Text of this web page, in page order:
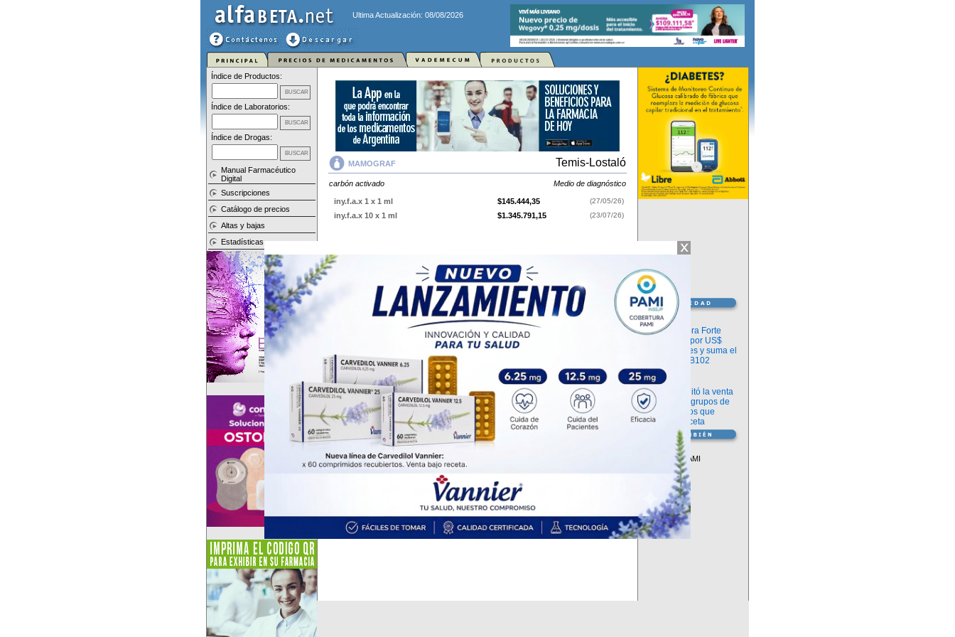
Ultima Actualización: 08/08/2026
Índice de Productos:
Índice de Laboratorios:
Índice de Drogas:
Manual Farmacéutico
Digital
Suscripciones
Catálogo de precios
Altas y bajas
Estadísticas
MAMOGRAF Temis-Lostaló
carbón activado Medio de diagnóstico
iny.f.a.x 1 x 1 ml $145.444,35 (27/05/26)
iny.f.a.x 10 x 1 ml $1.345.791,15 (23/07/26)
. Es producido porTemis-Lostalóy cuenta con 2
presentaciones disponibles.
Explorar más
Otros productos concarbón activado
Otros productos de
Información
argenx compra Forte
Biosciences por US$
2.200 millones y suma el
anticuerpo FB102
Información
ANMAT habilitó la venta
libre de diez grupos de
medicamentos que
requerían receta
Vademécum
Descuentos PAMI